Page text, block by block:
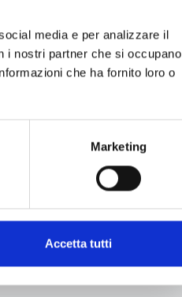
media e per analizzare il
i nostri partner che si occupano
che ha fornito loro o
Marketing
Accetta tutti